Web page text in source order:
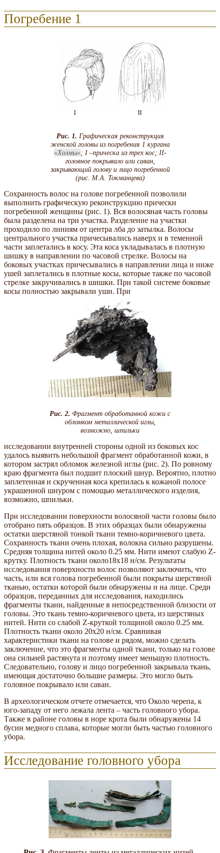
Погребение 1
Рис. 1. Графическая реконструкция
женской головы из погребения 1 кургана
Холмы ; I –прическа из трех кос; II-
головное покрывало или саван,
закрывающий голову и лицо погребенной
(рис. М.А. Токманцева)
Сохранность волос на голове погребенной позволили
выполнить графическую реконструкцию прически
погребенной женщины (рис. 1). Вся волосяная часть головы
была разделена на три участка. Разделение на участки
проходило по линиям от центра лба до затылка. Волосы
центрального участка причесывались наверх и в теменной
части заплетались в косу. Эта коса укладывалась в плотную
шишку в направлении по часовой стрелке. Волосы на
боковых участках причесывались в направлении лица и ниже
ушей заплетались в плотные косы, которые также по часовой
стрелке закручивались в шишки. При такой системе боковые
косы полностью закрывали уши. При
Рис. 2. Фрагмент обработанной кожи с
обломком металлической иглы,
возможно, шпильки
исследовании внутренней стороны одной из боковых кос
удалось выявить небольшой фрагмент обработанной кожи, в
котором застрял обломок железной иглы (рис. 2). По ровному
краю фрагмента был подшит плоский шнур. Вероятно, плотно
заплетенная и скрученная коса крепилась к кожаной полосе
украшенной шнуром с помощью металлического изделия,
возможно, шпильки.
При исследовании поверхности волосяной части головы было
отобрано пять образцов. В этих образцах были обнаружены
остатки шерстяной тонкой ткани темно-коричневого цвета.
Сохранность ткани очень плохая, волокна сильно разрушены.
Средняя толщина нитей около 0.25 мм. Нити имеют слабую Z-
крутку. Плотность ткани около18х18 н/см. Результаты
исследования поверхности волос позволяют заключить, что
часть, или вся голова погребенной были покрыты шерстяной
тканью, остатки которой были обнаружены и на лице. Среди
образцов, переданных для исследования, находились
фрагменты ткани, найденные в непосредственной близости от
головы. Это ткань темно-коричневого цвета, из шерстяных
нитей. Нити со слабой Z-круткой толщиной около 0.25 мм.
Плотность ткани около 20х20 н/см. Сравнивая
характеристики ткани на голове и рядом, можно сделать
заключение, что это фрагменты одной ткани, только на голове
она сильней растянута и поэтому имеет меньшую плотность.
Следовательно, голову и лицо погребенной закрывала ткань,
имеющая достаточно большие размеры. Это могло быть
головное покрывало или саван.
В археологическом отчете отмечается, что Около черепа, к
юго-западу от него лежала лента – часть головного убора.
Также в районе головы в норе крота были обнаружены 14
бусин медного сплава, которые могли быть частью головного
убора.
Исследование головного убора